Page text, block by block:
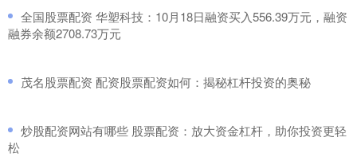
​全国股票配资 华塑科技：10月18日融资买入556.39万元，融资
融券余额2708.73万元
​茂名股票配资 配资股票配资如何：揭秘杠杆投资的奥秘
​炒股配资网站有哪些 股票配资：放大资金杠杆，助你投资更轻
松